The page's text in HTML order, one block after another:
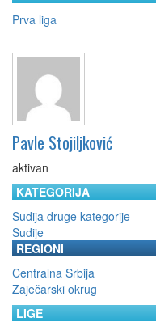
Prva liga
Pavle Stojiljković
aktivan
KATEGORIJA
Sudija druge kategorije
Sudije
REGIONI
Centralna Srbija
Zaječarski okrug
LIGE